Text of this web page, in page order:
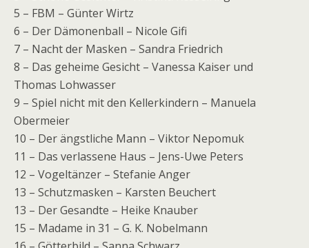
5 – FBM – Günter Wirtz
6 – Der Dämonenball – Nicole Gifi
7 – Nacht der Masken – Sandra Friedrich
8 – Das geheime Gesicht – Vanessa Kaiser und
Thomas Lohwasser
9 – Spiel nicht mit den Kellerkindern – Manuela
Obermeier
10 – Der ängstliche Mann – Viktor Nepomuk
11 – Das verlassene Haus – Jens-Uwe Peters
12 – Vogeltänzer – Stefanie Anger
13 – Schutzmasken – Karsten Beuchert
13 – Der Gesandte – Heike Knauber
15 – Madame in 31 – G. K. Nobelmann